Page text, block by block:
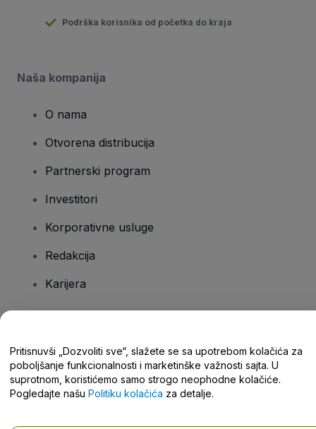
Podrška korisnika od početka do kraja
Naša kompanija
O nama
Otvorena distribucija
Partnerski program
Investitori
Korporativne usluge
Redakcija
Karijera
Centar za pomoć / Kontaktirajte nas
Pritisnuvši „Dozvoliti sve“, slažete se sa upotrebom kolačića za
poboljšanje funkcionalnosti i marketinške važnosti sajta. U
suprotnom, koristićemo samo strogo neophodne kolačiće.
Pogledajte našu Politiku kolačića za detalje.